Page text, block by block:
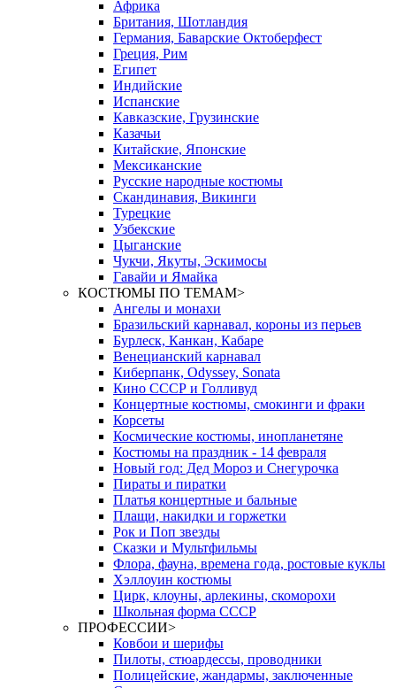
Африка
Британия, Шотландия
Германия, Баварские Октоберфест
Греция, Рим
Египет
Индийские
Испанские
Кавказские, Грузинские
Казачьи
Китайские, Японские
Мексиканские
Русские народные костюмы
Скандинавия, Викинги
Турецкие
Узбекские
Цыганские
Чукчи, Якуты, Эскимосы
Гавайи и Ямайка
КОСТЮМЫ ПО ТЕМАМ>
Ангелы и монахи
Бразильский карнавал, короны из перьев
Бурлеск, Канкан, Кабаре
Венецианский карнавал
Киберпанк, Odyssey, Sonata
Кино СССР и Голливуд
Концертные костюмы, смокинги и фраки
Корсеты
Космические костюмы, инопланетяне
Костюмы на праздник - 14 февраля
Новый год: Дед Мороз и Снегурочка
Пираты и пиратки
Платья концертные и бальные
Плащи, накидки и горжетки
Рок и Поп звезды
Сказки и Мультфильмы
Флора, фауна, времена года, ростовые куклы
Хэллоуин костюмы
Цирк, клоуны, арлекины, скоморохи
Школьная форма СССР
ПРОФЕССИИ>
Ковбои и шерифы
Пилоты, стюардессы, проводники
Полицейские, жандармы, заключенные